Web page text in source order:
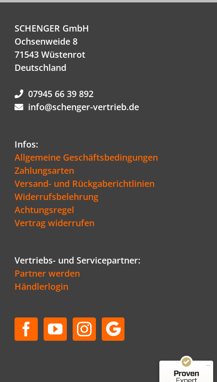
SCHENGER GmbH
Ochsenweide 8
71543 Wüstenrot
Deutschland
07945 66 39 892
info@schenger-vertrieb.de
Infos:
Allgemeine Geschäftsbedingungen
Zahlungsarten
Versand- und Rückgaberichtlinien
Widerrufsbelehrung
Achtungsregel
Vertrag widerrufen
Vertriebs- und Servicepartner:
Partner werden
Händlerlogin
SEHR GUT
50